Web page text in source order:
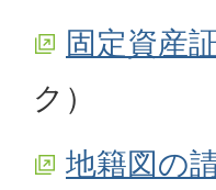
固定資産
ク）
地籍図の